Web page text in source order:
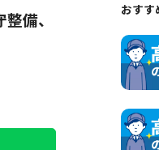
備、
おすす